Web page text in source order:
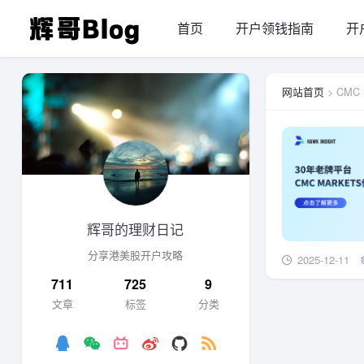
首页 开户领钱指南 开
网站首页 > CMC
2025-12-11
辉哥的理财日记
分享港美股开户攻略
711
文章
725
标签
9
分类